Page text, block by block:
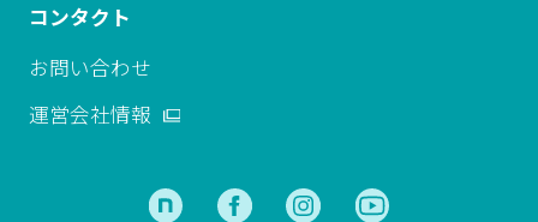
コンタクト
お問い合わせ
運営会社情報